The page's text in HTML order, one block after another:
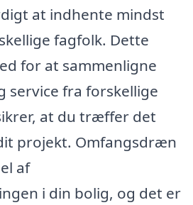
at indhente mindst
fagfolk. Dette
for at sammenligne
service fra forskellige
at du træffer det
projekt. Omfangsdræn
af
i din bolig, og det er